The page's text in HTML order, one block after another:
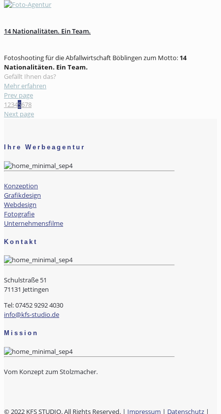
14 Nationalitäten. Ein Team.
Fotoshooting für die Abfallwirtschaft Böblingen zum Motto: 14
Nationalitäten. Ein Team.
Gefällt Ihnen das?
Mehr erfahren
Prev page
12345678
Next page
Ihre Werbeagentur
Konzeption
Grafikdesign
Webdesign
Fotografie
Unternehmensfilme
Kontakt
Schulstraße 51
71131 Jettingen
Tel: 07452 9292 4030
info@kfs-studio.de
Mission
Vom Konzept zum Stolzmacher.
© 2022 KFS STUDIO. All Rights Reserved. | Impressum | Datenschutz |